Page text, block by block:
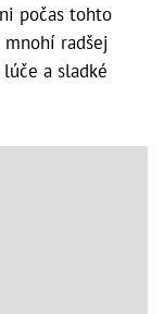
počas tohto
radšej
a sladké